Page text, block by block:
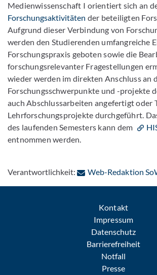
Medienwissenschaft I orientiert sich an
Forschungsaktivitäten der beteiligten
Aufgrund dieser Verbindung von
werden den Studierenden umfangreiche
Forschungspraxis geboten sowie die
forschungsrelevanter Fragestellungen
wieder werden im direkten Anschluss an
Forschungsschwerpunkte und -projekte
auch Abschlussarbeiten angefertigt oder
Lehrforschungsprojekte durchgeführt.
des laufenden Semesters kann dem
entnommen werden.
Verantwortlichkeit: Web-Redaktion
Kontakt
Impressum
Datenschutz
Barrierefreiheit
Notfall
Presse